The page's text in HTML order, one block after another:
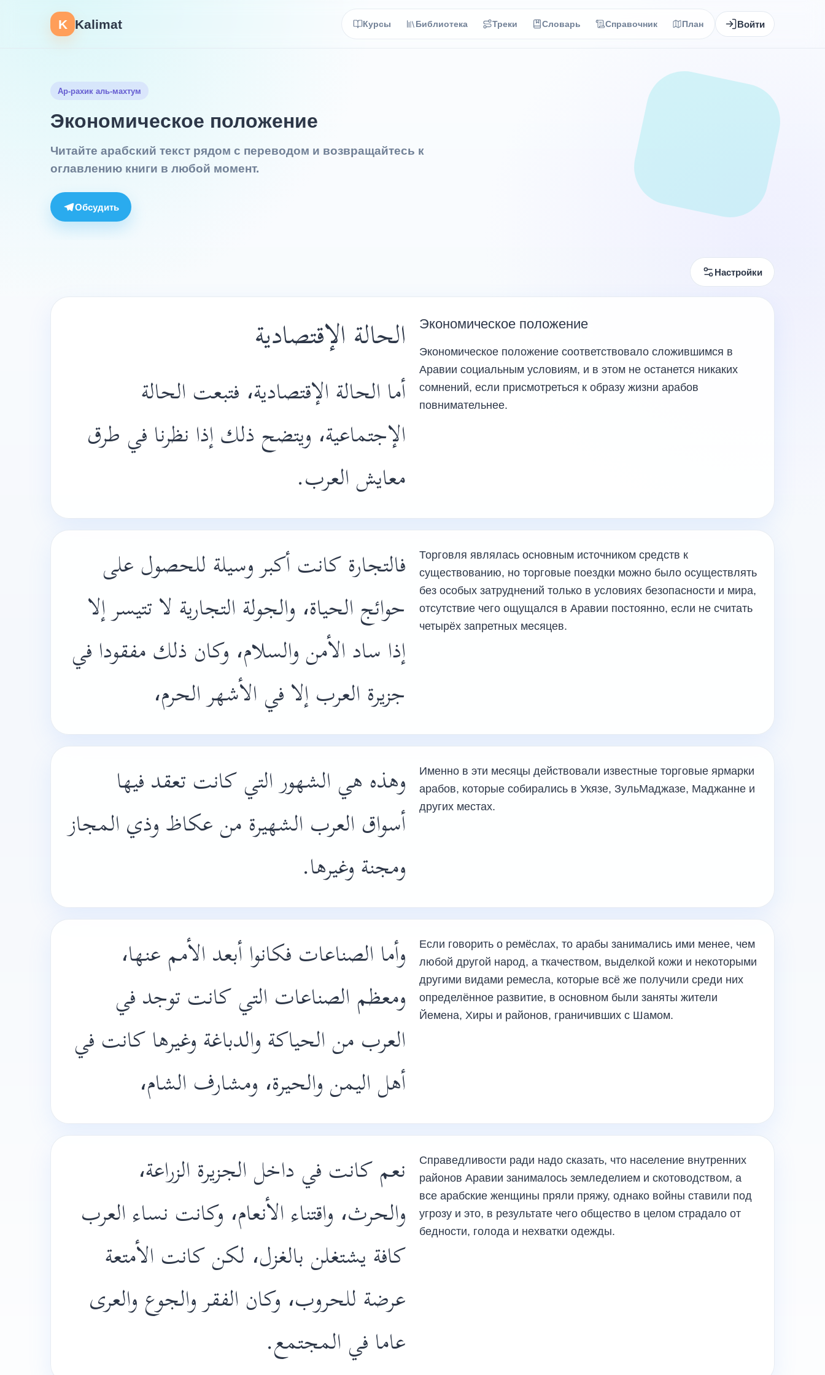
K Kalimat Курсы Библиотека Треки Словарь Справочник План Войти
Ар-рахик аль-махтум
Экономическое положение
Читайте арабский текст рядом с переводом и возвращайтесь к
оглавлению книги в любой момент.
Обсудить
Настройки
الحالة الإقتصادية
أما الحالة الإقتصادية، فتبعت الحالة
الإجتماعية، ويتضح ذلك إذا نظرنا في طرق
معايش العرب.
Экономическое положение
Экономическое положение соответствовало сложившимся в
Аравии социальным условиям, и в этом не останется никаких
сомнений, если присмотреться к образу жизни арабов
повнимательнее.
فالتجارة كانت أكبر وسيلة للحصول على
حوائج الحياة، والجولة التجارية لا تتيسر إلا
إذا ساد الأمن والسلام، وكان ذلك مفقودا في
جزيرة العرب إلا في الأشهر الحرم،
Торговля являлась основным источником средств к
существованию, но торговые поездки можно было осуществлять
без особых затруднений только в условиях безопасности и мира,
отсутствие чего ощущался в Аравии постоянно, если не считать
четырёх запретных месяцев.
وهذه هي الشهور التي كانت تعقد فيها
أسواق العرب الشهيرة من عكاظ وذي المجاز
ومجنة وغيرها.
Именно в эти месяцы действовали известные торговые ярмарки
арабов, которые собирались в Укязе, ЗульМаджазе, Маджанне и
других местах.
وأما الصناعات فكانوا أبعد الأمم عنها،
ومعظم الصناعات التي كانت توجد في
العرب من الحياكة والدباغة وغيرها كانت في
أهل اليمن والحيرة، ومشارف الشام،
Если говорить о ремёслах, то арабы занимались ими менее, чем
любой другой народ, а ткачеством, выделкой кожи и некоторыми
другими видами ремесла, которые всё же получили среди них
определённое развитие, в основном были заняты жители
Йемена, Хиры и районов, граничивших с Шамом.
نعم كانت في داخل الجزيرة الزراعة،
والحرث، واقتناء الأنعام، وكانت نساء العرب
كافة يشتغلن بالغزل، لكن كانت الأمتعة
عرضة للحروب، وكان الفقر والجوع والعرى
عاما في المجتمع.
Справедливости ради надо сказать, что население внутренних
районов Аравии занималось земледелием и скотоводством, а
все арабские женщины пряли пряжу, однако войны ставили под
угрозу и это, в результате чего общество в целом страдало от
бедности, голода и нехватки одежды.